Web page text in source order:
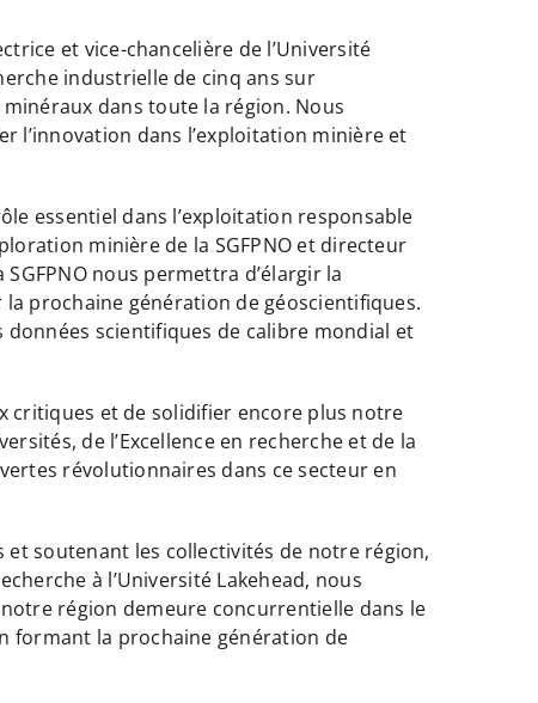
et vice-chancelière de l’Université
industrielle de cinq ans sur
dans toute la région. Nous
l’innovation dans l’exploitation minière et
essentiel dans l’exploitation responsable
minière de la SGFPNO et directeur
nous permettra d’élargir la
prochaine génération de géoscientifiques.
scientifiques de calibre mondial et
critiques et de solidifier encore plus notre
de l’Excellence en recherche et de la
révolutionnaires dans ce secteur en
et soutenant les collectivités de notre région,
à l’Université Lakehead, nous
région demeure concurrentielle dans le
formant la prochaine génération de